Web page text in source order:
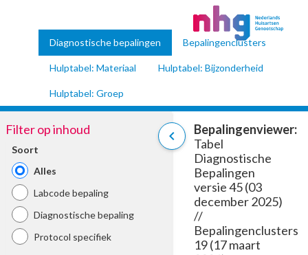
Diagnostische bepalingen Bepalingenclusters
Hulptabel: Materiaal Hulptabel: Bijzonderheid
Hulptabel: Groep
chevron_left
Filter op inhoud
Soort
Alles
Labcode bepaling
Diagnostische bepaling
Protocol specifiek
Bepalingenviewer:
Tabel
Diagnostische
Bepalingen
versie 45 (03
december 2025)
//
Bepalingenclusters
19 (17 maart